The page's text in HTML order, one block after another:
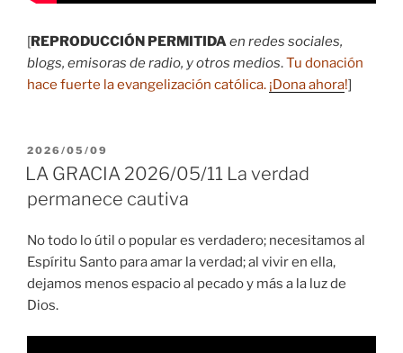
[REPRODUCCIÓN PERMITIDA en redes sociales,
blogs, emisoras de radio, y otros medios.Tu donación
hace fuerte la evangelización católica. ¡Dona ahora!]
PUBLICADO
EL
2026/05/09
LA GRACIA 2026/05/11 La verdad
permanece cautiva
No todo lo útil o popular es verdadero; necesitamos al
Espíritu Santo para amar la verdad; al vivir en ella,
dejamos menos espacio al pecado y más a la luz de
Dios.